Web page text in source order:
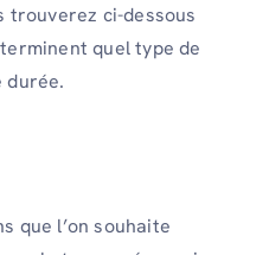
trouverez ci-dessous
quel type de
durée.
que l’on souhaite